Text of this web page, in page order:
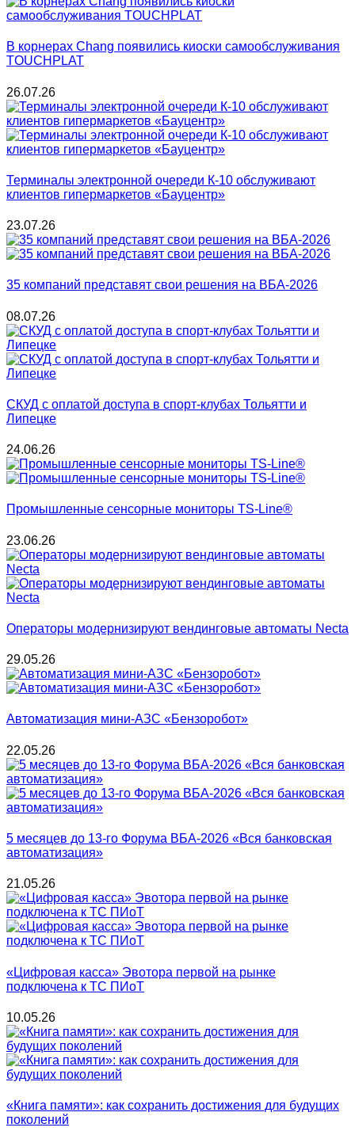
В корнерах Chang появились киоски самообслуживания
TOUCHPLAT
26.07.26
Терминалы электронной очереди К-10 обслуживают
клиентов гипермаркетов «Бауцентр»
23.07.26
35 компаний представят свои решения на ВБА-2026
08.07.26
СКУД с оплатой доступа в спорт-клубах Тольятти и
Липецке
24.06.26
Промышленные сенсорные мониторы TS-Line®
23.06.26
Операторы модернизируют вендинговые автоматы Necta
29.05.26
Автоматизация мини-АЗС «Бензоробот»
22.05.26
5 месяцев до 13-го Форума ВБА-2026 «Вся банковская
автоматизация»
21.05.26
«Цифровая касса» Эвотора первой на рынке
подключена к ТС ПИоТ
10.05.26
«Книга памяти»: как сохранить достижения для будущих
поколений